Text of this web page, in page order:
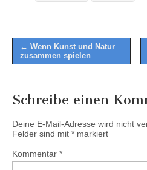
Post
navigation
← Wenn Kunst und Natur
zusammen spielen
Schreibe einen
Deine E-Mail-Adresse wird nicht
Felder sind mit * markiert
Kommentar *